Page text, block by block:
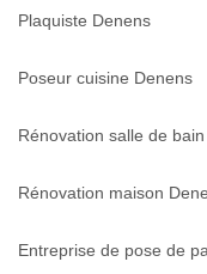
Plaquiste Denens
Poseur cuisine Denens
Rénovation salle de
Rénovation maison
Entreprise de pose de